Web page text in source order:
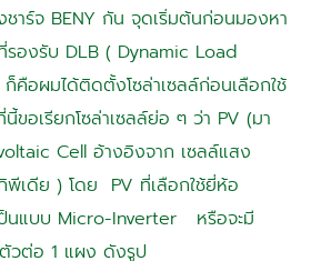
ชาร์จ BENY กัน จุดเริ่มต้นก่อนมองหา
รองรับ DLB ( Dynamic Load
คือผมได้ติดตั้งโซล่าเซลล์ก่อนเลือกใช้
ขอเรียกโซล่าเซลล์ย่อ ๆ ว่า PV (มา
Cell อ้างอิงจาก เซลล์แสง
เดีย ) โดย PV ที่เลือกใช้ยี่ห้อ
นแบบ Micro-Inverter หรือจะมี
วต่อ 1 แผง ดังรูป